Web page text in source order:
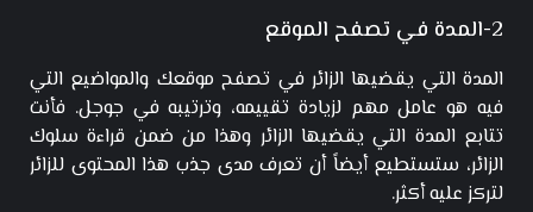
2-المدة في تصفح الموقع
المدة التي يقضيها الزائر في تصفح موقعك والمواضيع التي
فيه هو عامل مهم لزيادة تقييمه، وترتيبه في جوجل. فأنت
تتابع المدة التي يقضيها الزائر وهذا من ضمن قراءة سلوك
الزائر، ستستطيع أيضاً أن تعرف مدى جذب هذا المحتوى للزائر
لتركز عليه أكثر.